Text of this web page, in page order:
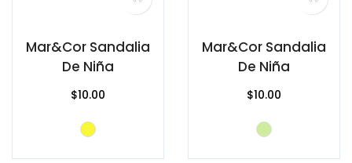
Mar&Cor Sandalia
De Niña
$10.00
Mar&Cor Sandalia
De Niña
$10.00